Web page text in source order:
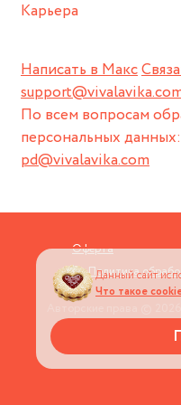
Написать в Макс
По всем вопросам
персональных данных:
pd@vivalavika.com
Карьера
Оферта
Политика
Данный сайт
Что такое